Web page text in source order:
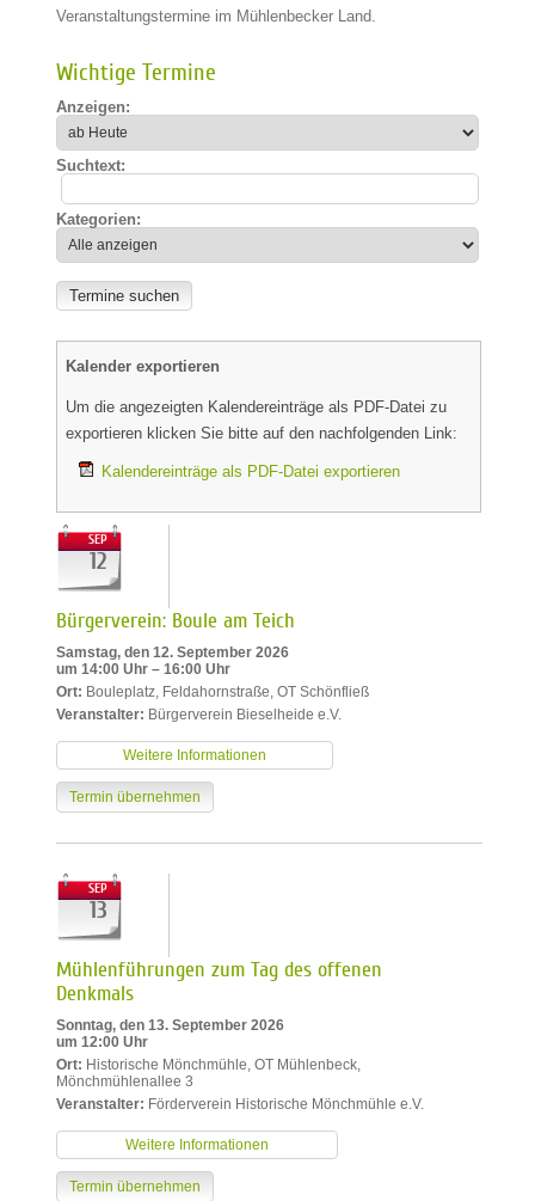
Veranstaltungstermine im Mühlenbecker Land.
Wichtige Termine
Anzeigen:
Suchtext:
Kategorien:
Kalender exportieren
Um die angezeigten Kalendereinträge als PDF-Datei zu
exportieren klicken Sie bitte auf den nachfolgenden Link:
Kalendereinträge als PDF-Datei exportieren
SEP
12
Bürgerverein: Boule am Teich
Samstag, den 12. September 2026
um 14:00 Uhr – 16:00 Uhr
Ort: Bouleplatz, Feldahornstraße, OT Schönfließ
Veranstalter: Bürgerverein Bieselheide e.V.
Weitere Informationen
Termin übernehmen
SEP
13
Mühlenführungen zum Tag des offenen
Denkmals
Sonntag, den 13. September 2026
um 12:00 Uhr
Ort: Historische Mönchmühle, OT Mühlenbeck,
Mönchmühlenallee 3
Veranstalter: Förderverein Historische Mönchmühle e.V.
Weitere Informationen
Termin übernehmen